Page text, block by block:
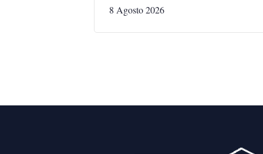
8 Agosto 2026